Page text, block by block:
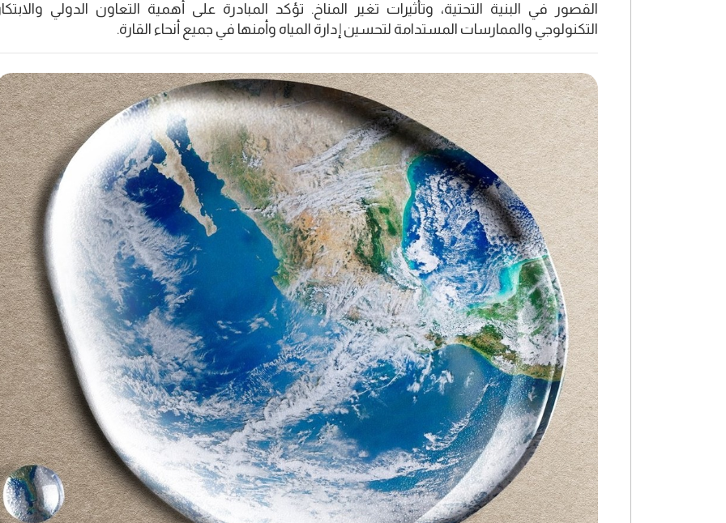
القصور في البنية التحتية، وتأثيرات تغير المناخ. تؤكد المبادرة على أهمية التعاون الدولي
التكنولوجي والممارسات المستدامة لتحسين إدارة المياه وأمنها في جميع أنحاء القارة.